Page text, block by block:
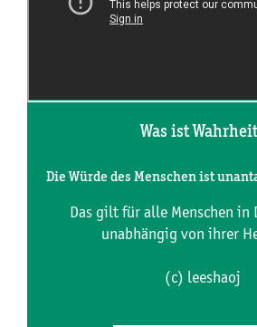
Was ist
Die Würde des Menschen ist
Das gilt für alle Menschen in
unabhängig von ihrer
(c) leeshaoj